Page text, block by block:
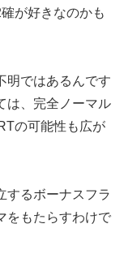
が好きなのかも
明ではあるんです
は、完全ノーマル
の可能性も広が
するボーナスフラ
をもたらすわけで